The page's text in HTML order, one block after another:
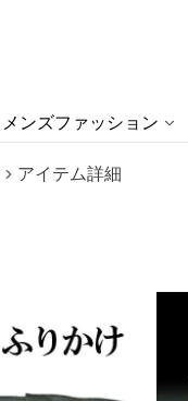
メンズファッション
アイテム詳細